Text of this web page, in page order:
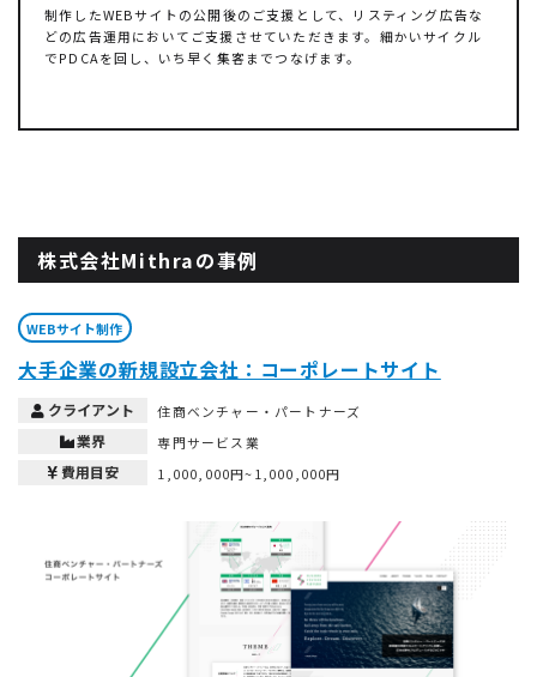
制作したWEBサイトの公開後のご支援として、リスティング広告な
どの広告運用においてご支援させていただきます。細かいサイクル
でPDCAを回し、いち早く集客までつなげます。
株式会社Mithraの事例
WEBサイト制作
大手企業の新規設立会社：コーポレートサイト
クライアント 住商ベンチャー・パートナーズ
業界 専門サービス業
費用目安 1,000,000円~1,000,000円